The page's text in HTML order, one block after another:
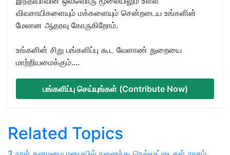
விவசாயிகளையும் மக்களையும் சென்றடைய உங்களின்
மேலான ஆதரவு கோருகிறோம்.
உங்களின் சிறு பங்களிப்பு கூட வேளாண் துறையை
மாற்றியமைக்கும்....
பங்களிப்பு செய்யுங்கள் (Contribute Now)
Related Topics